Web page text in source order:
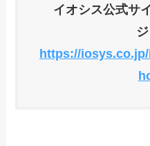
イオシス公式サ
https://